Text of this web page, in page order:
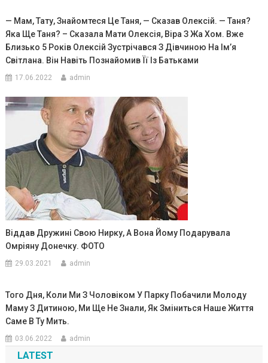
— Мам, Тату, Знайомтеся Це Таня, — Сказав Олексій. — Таня?
Яка Ще Таня? – Сказала Мати Олексія, Віра З Жа Хом. Вже
Близько 5 Років Олексій Зустрічався З Дівчиною На Ім’я
Світлана. Він Навіть Познайомив Її Із Батьками
17.06.2022 admin
Віддав Дружині Свою Нирку, А Вона Йому Подарувала
Омріяну Донечку. ФОТО
29.03.2021 admin
Того Дня, Коли Ми З Чоловіком У Парку Побачили Молоду
Маму З Дитиною, Ми Ще Не Знали, Як Зміниться Наше Життя
Саме В Ту Мить.
03.06.2022 admin
LATEST